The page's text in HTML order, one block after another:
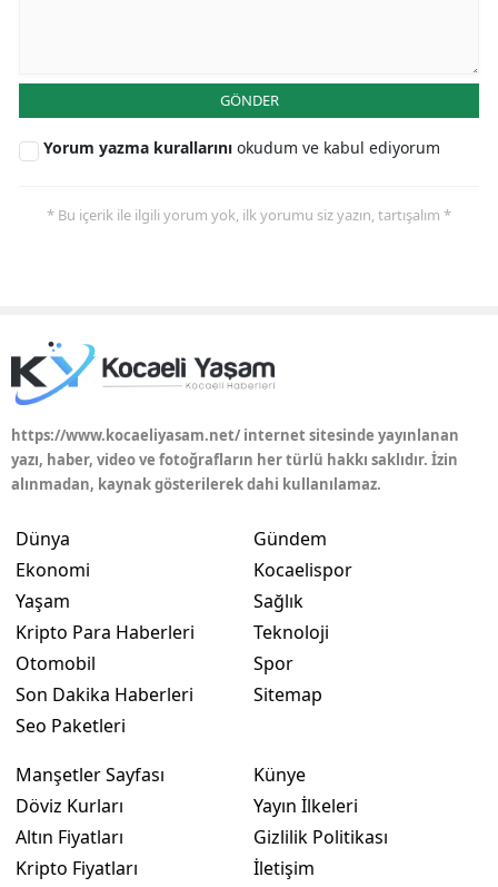
Karaman
Kırıkkale
Yalova
Karabük
Osmaniye
GÖNDER
Yorum yazma kurallarını okudum ve kabul ediyorum
* Bu içerik ile ilgili yorum yok, ilk yorumu siz yazın, tartışalım *
https://www.kocaeliyasam.net/ internet sitesinde yayınlanan
yazı, haber, video ve fotoğrafların her türlü hakkı saklıdır. İzin
alınmadan, kaynak gösterilerek dahi kullanılamaz.
Dünya
Ekonomi
Yaşam
Kripto Para Haberleri
Otomobil
Son Dakika Haberleri
Seo Paketleri
Gündem
Kocaelispor
Sağlık
Teknoloji
Spor
Sitemap
Manşetler Sayfası
Döviz Kurları
Altın Fiyatları
Kripto Fiyatları
Künye
Yayın İlkeleri
Gizlilik Politikası
İletişim